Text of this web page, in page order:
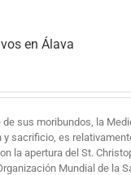
en Álava
sus moribundos, la
sacrificio, es
la apertura del St.
Mundial de la